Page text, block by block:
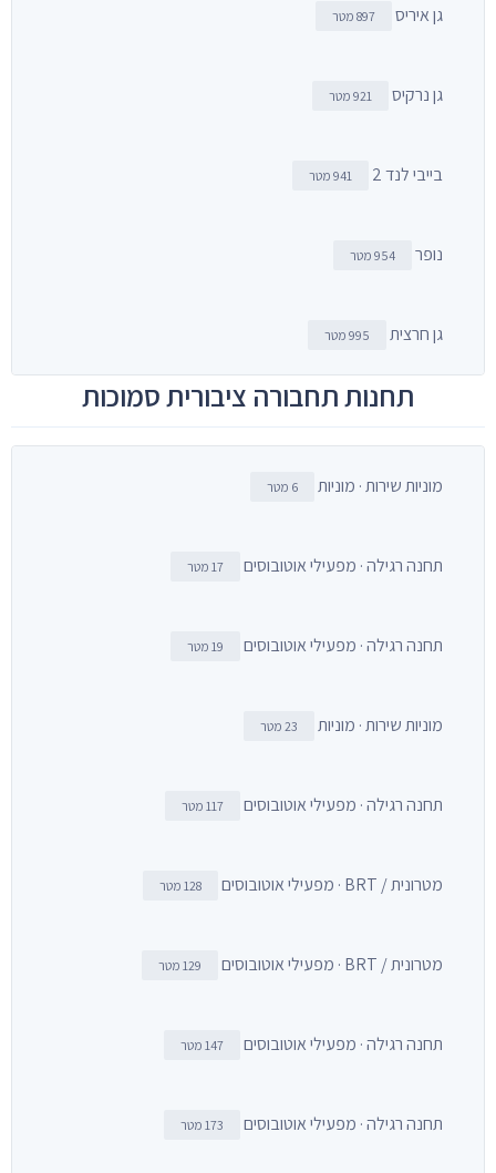
גן איריס 897 מטר
גן נרקיס 921 מטר
בייבי לנד 2 941 מטר
נופר 954 מטר
גן חרצית 995 מטר
תחנות תחבורה ציבורית סמוכות
מוניות שירות · מוניות 6 מטר
תחנה רגילה · מפעילי אוטובוסים 17 מטר
תחנה רגילה · מפעילי אוטובוסים 19 מטר
מוניות שירות · מוניות 23 מטר
תחנה רגילה · מפעילי אוטובוסים 117 מטר
מטרונית / BRT · מפעילי אוטובוסים 128 מטר
מטרונית / BRT · מפעילי אוטובוסים 129 מטר
תחנה רגילה · מפעילי אוטובוסים 147 מטר
תחנה רגילה · מפעילי אוטובוסים 173 מטר